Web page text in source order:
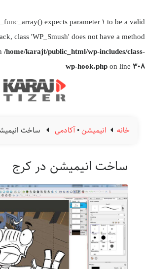
expects parameter 1 to be a valid
class 'WP_Smush' does not have a method
/home/karajt/public_html/wp-includes/class-
wp-hook.phpon line 308
خانه انیمیشن•آکادمی ساخت
ساخت انیمیشن در کرج